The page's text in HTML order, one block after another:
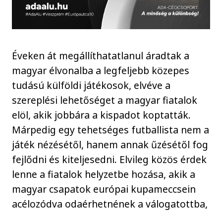
Éveken át megállíthatatlanul áradtak a
magyar élvonalba a legfeljebb közepes
tudású külföldi játékosok, elvéve a
szereplési lehetőséget a magyar fiatalok
elöl, akik jobbára a kispadot koptatták.
Márpedig egy tehetséges futballista nem a
játék nézésétől, hanem annak űzésétől fog
fejlődni és kiteljesedni. Elvileg közös érdek
lenne a fiatalok helyzetbe hozása, akik a
magyar csapatok európai kupameccsein
acélozódva odaérhetnének a válogatottba,